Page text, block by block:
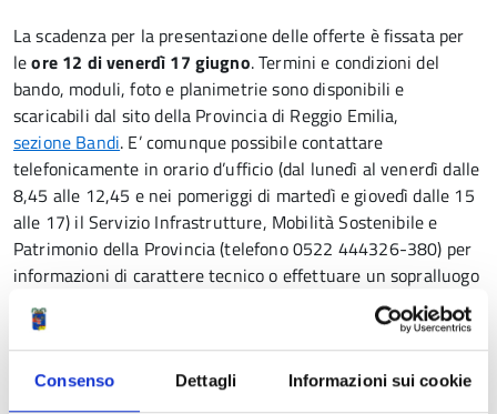
Consenso Dettagli Informazioni sui cookie
La scadenza per la presentazione delle offerte è fissata per
leore 12 di venerdì 17 giugno. Termini e condizioni del
bando, moduli, foto e planimetrie sono disponibili e
scaricabili dal sito della Provincia di Reggio Emilia,
sezione Bandi. E’ comunque possibile contattare
telefonicamente in orario d’ufficio (dal lunedì al venerdì dalle
8,45 alle 12,45 e nei pomeriggi di martedì e giovedì dalle 15
alle 17) il Servizio Infrastrutture, Mobilità Sostenibile e
Patrimonio della Provincia (telefono 0522 444326-380) per
informazioni di carattere tecnico o effettuare un sopralluogo
per visionare i lotti. Per le 9 di lunedì 20 giugno è invece
prevista – nella sede centrale di Palazzo Allende – la seduta
pubblica di apertura delle offerte.